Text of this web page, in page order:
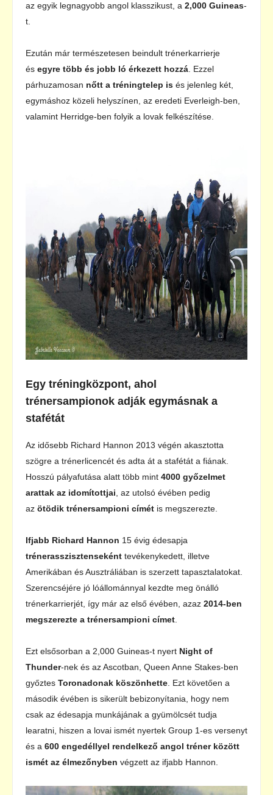
az egyik legnagyobb angol klasszikust, a 2,000 Guineas-
t.
Ezután már természetesen beindult trénerkarrierje
és egyre több és jobb ló érkezett hozzá . Ezzel
párhuzamosan nőtt a tréningtelep is és jelenleg két,
egymáshoz közeli helyszínen, az eredeti Everleigh-ben,
valamint Herridge-ben folyik a lovak felkészítése.
Egy tréningközpont, ahol
trénersampionok adják egymásnak a
stafétát
Az idősebb Richard Hannon 2013 végén akasztotta
szögre a trénerlicencét és adta át a stafétát a fiának.
Hosszú pályafutása alatt több mint 4000 győzelmet
arattak az idomítottjai , az utolsó évében pedig
az ötödik trénersampioni címét is megszerezte.
Ifjabb Richard Hannon 15 évig édesapja
trénerasszisztenseként tevékenykedett, illetve
Amerikában és Ausztráliában is szerzett tapasztalatokat.
Szerencséjére jó lóállománnyal kezdte meg önálló
trénerkarrierjét, így már az első évében, azaz 2014-ben
megszerezte a trénersampioni címet
Ezt elsősorban a 2,000 Guineas-t nyert Night of
Thunder-nek és az Ascotban, Queen Anne Stakes-ben
győztes Toronadonak köszönhette . Ezt követően a
második évében is sikerült bebizonyítania, hogy nem
csak az édesapja munkájának a gyümölcsét tudja
learatni, hiszen a lovai ismét nyertek Group 1-es versenyt
és a 600 engedéllyel rendelkező angol tréner között
ismét az élmezőnyben végzett az ifjabb Hannon.